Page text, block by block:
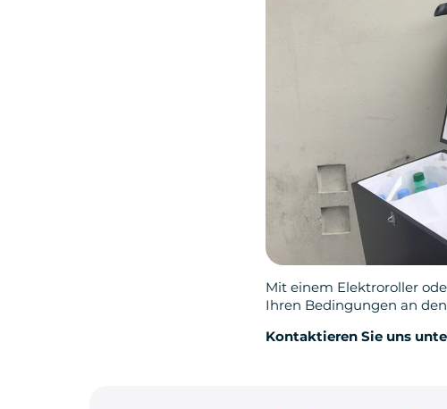
Mit einem Elektroroller
Ihren Bedingungen an
Kontaktieren Sie uns